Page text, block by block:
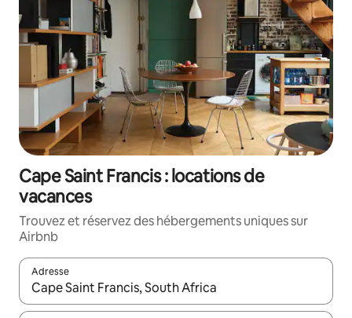
Cape Saint Francis : locations de
vacances
Trouvez et réservez des hébergements uniques sur
Airbnb
Adresse
Lorsque les résultats s'affichent, utilisez les flèches vers le